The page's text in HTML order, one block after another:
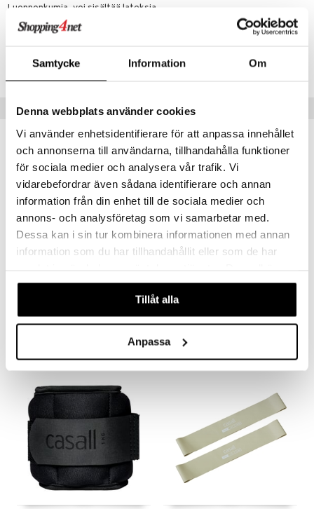
Samtycke Information Om
Denna webbplats använder cookies
Vi använder enhetsidentifierare för att anpassa innehållet
och annonserna till användarna, tillhandahålla funktioner
för sociala medier och analysera vår trafik. Vi
vidarebefordrar även sådana identifierare och annan
information från din enhet till de sociala medier och
annons- och analysföretag som vi samarbetar med.
Dessa kan i sin tur kombinera informationen med annan
information som du har tillhandahållit eller som de har
våra cookies vid fortsatt användande av vår webbplats.
Tillåt alla
Anpassa
Luonnonkumia, voi sisältää lateksia
FCA03-C9-1-XX-PI
Suositut tuotteet
AB roller
23,90 €
Casall Flex Band Hard
CASALL
15,90 €